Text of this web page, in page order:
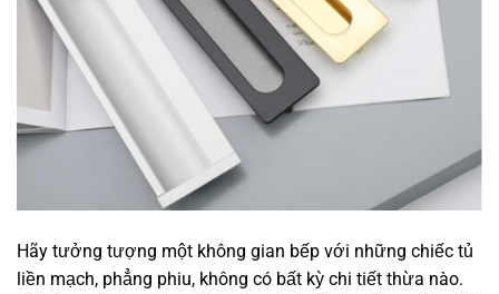
Hãy tưởng tượng một không gian bếp với những chiếc tủ
liền mạch, phẳng phiu, không có bất kỳ chi tiết thừa nào.